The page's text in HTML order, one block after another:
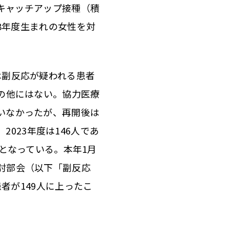
ャッチアップ接種（積
度生まれの女性を対
反応が疑われる患者
他にはない。協力医療
なかったが、再開後は
2023年度は146人であ
なっている。本年1月
部会（以下「副反応
が149人に上ったこ